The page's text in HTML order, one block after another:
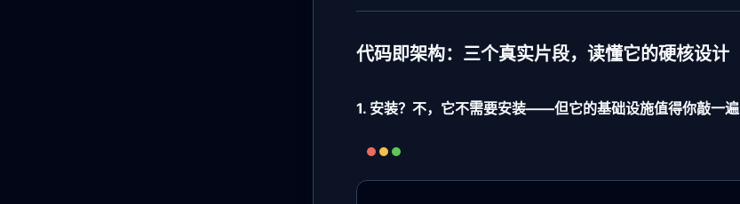
代码即架构：三个真实片段，读懂它的硬核设计
1. 安装？不，它不需要安装——但它的基础设施值得你敲一遍